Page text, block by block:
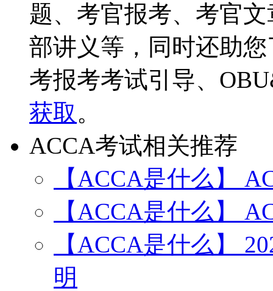
题、考官报考、考官
部讲义等，同时还助
考报考考试引导、
获取 。
ACCA考试相关推荐
【ACCA是什么】
【ACCA是什么】
【ACCA是什么】
明